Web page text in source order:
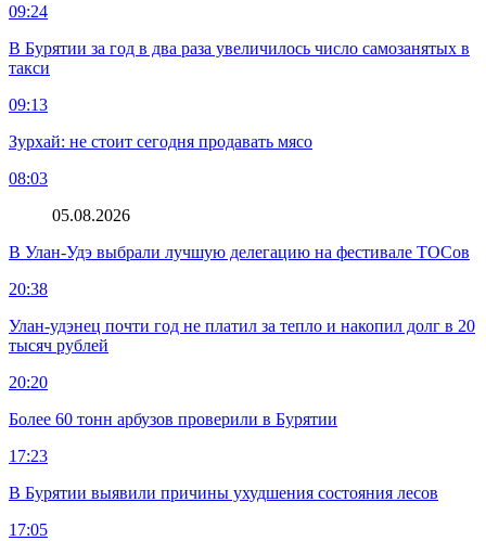
09:24
В Бурятии за год в два раза увеличилось число самозанятых в
такси
09:13
Зурхай: не стоит сегодня продавать мясо
08:03
05.08.2026
В Улан-Удэ выбрали лучшую делегацию на фестивале ТОСов
20:38
Улан-удэнец почти год не платил за тепло и накопил долг в 20
тысяч рублей
20:20
Более 60 тонн арбузов проверили в Бурятии
17:23
В Бурятии выявили причины ухудшения состояния лесов
17:05